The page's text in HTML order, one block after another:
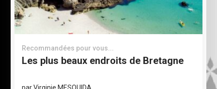
Recommandées pour vous...
Les plus beaux endroits de Bretagne